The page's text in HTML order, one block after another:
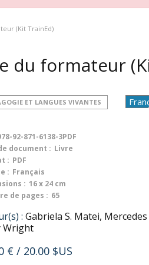
(Kit TrainEd)
du formateur
ET LANGUES VIVANTES
92-871-6138-3PDF
document : Livre
: PDF
: Français
: 16 x 24 cm
de pages : 65
: Gabriela S. Matei,
Wright
€ / 20.00 $US